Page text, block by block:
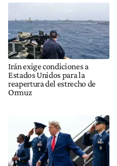
Irán exige condiciones a
Estados Unidos para la
reapertura del estrecho de
Ormuz